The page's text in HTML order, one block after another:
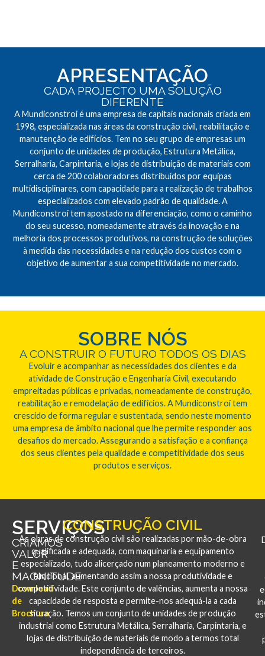
APRESENTAÇÃO
CADA PROJECTO UMA SOLUÇÃO
DIFERENTE
A Mundiconstroi é uma empresa de capitais nacionais criada em
1998, especializada nas áreas da construção civil, reabilitação e
manutenção de edifícios. Tem no seu grupo de empresas um
conjunto de unidades de produção, Estrutura Metálica,
Serralharia, Carpintaria, e lojas de distribuição de materiais com
cerca de 200 colaboradores distribuídos por equipas
multidisciplinares, com capacidade para a realização de trabalhos
especializados com elevado padrão de qualidade. A
Mundiconstroi tem apostado na diferenciação, como o caminho
do seu sucesso, nomeadamente através da inovação e na
melhoria dos processos produtivos, na construção de soluções
à medida das necessidades e na redução dos custos com o
objetivo de aumentar a sua competitividade no mercado.
SOBRE NÓS
A CONSTRUIR O FUTURO TODOS OS DIAS
Evoluir e acompanhar as necessidades dos clientes e da
atividade de Construção e Engenharia Civil, executando
empreitadas públicas e privadas, nomeadamente de construção,
reabilitação e remodelação de edifícios. A Mundiconstroi tem
crescido de forma regular e sustentada, sendo neste momento
uma empresa de âmbito nacional que lhe permite responder aos
desafios do mercado. Assegurando a satisfação e a confiança
dos seus clientes pela qualidade e competitividade dos seus
produtos e serviços.
SERVIÇOS
CRIAMOS
VALOR
E
MAGNITUDE
Download
de
Brochura
CONSTRUÇÃO CIVIL
As obras de construção civil são realizadas por mão-de-obra
qualificada e adequada, com maquinaria e equipamento
especializado, tudo alicerçado num planeamento moderno e
funcional, aumentando assim a nossa produtividade e
competitividade. Este conjunto de valências, aumenta a nossa
capacidade de resposta e permite-nos adequá-la a cada
situação. Temos um conjunto de unidades de produção
industrial como Estrutura Metálica, Serralharia, Carpintaria, e
lojas de distribuição de materiais de modo a termos total
independência de terceiros.